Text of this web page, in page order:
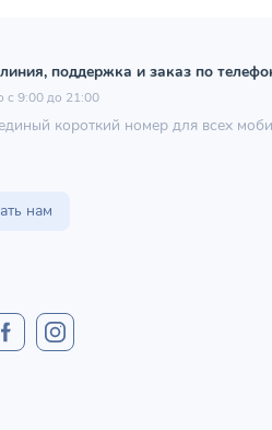
поддержка и заказ по
с 9:00 до 21:00
короткий номер для всех
нам